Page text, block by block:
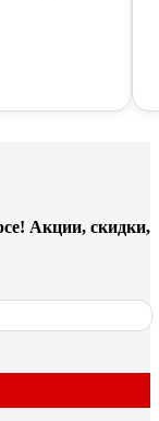
Акции, скидки,